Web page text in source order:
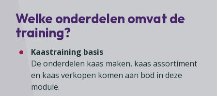
Agenda
Inloggen
Zoeken
Koken en tafelen
Zoetwarenwinkels
Speelgoed, hobby- en feestartikelen
Branchecijfers
Fiscaal advies
Tarieven en voorwaarden
Kennis & inspiratie
Ledenvoordeel
Publicatieoverzicht
Besturen
Statuten
Ons team
Vacatures
Partners
Welke onderdelen omvat de
training?
Kaastraining basis
De onderdelen kaas maken, kaas assortiment
en kaas verkopen komen aan bod in deze
module.